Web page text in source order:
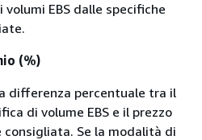
EBS dalle specifiche
(%)
differenza percentuale tra il
di volume EBS e il prezzo
Se la modalità di